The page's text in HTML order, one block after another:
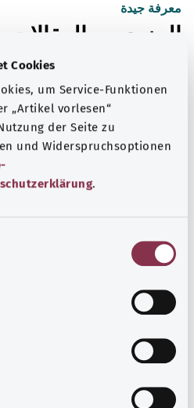
Cookies
um Service-Funktionen
„Artikel vorlesen“
der Seite zu
und Widerspruchsoptionen
.
معرفة جيدة
المزيد من المقالات
النوبة الإقفارية العابرة (TIA)
غالبًا ما تسبق النوبة الإقفارية
والأعراض التي تظهر تشمل الشلل
اضطرابات النطق.
معرفة المزيد